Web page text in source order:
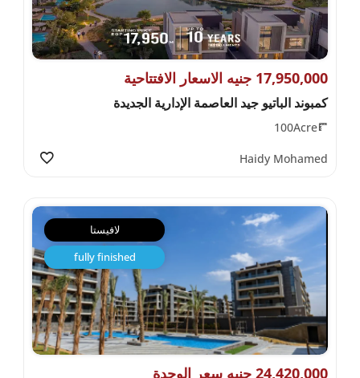
17,950,000 جنيه الاسعار الافتتاحية
كمبوند الباتيو جيد العاصمة الإدارية الجديدة
100Acre
Haidy Mohamed
لافيستا
fully finished
24,420,000 جنيه سعر الوحدة